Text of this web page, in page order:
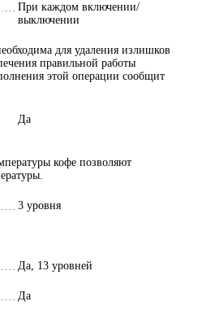
При каждом включении/
выключении
Да
3 уровня
Да, 13 уровней
Да